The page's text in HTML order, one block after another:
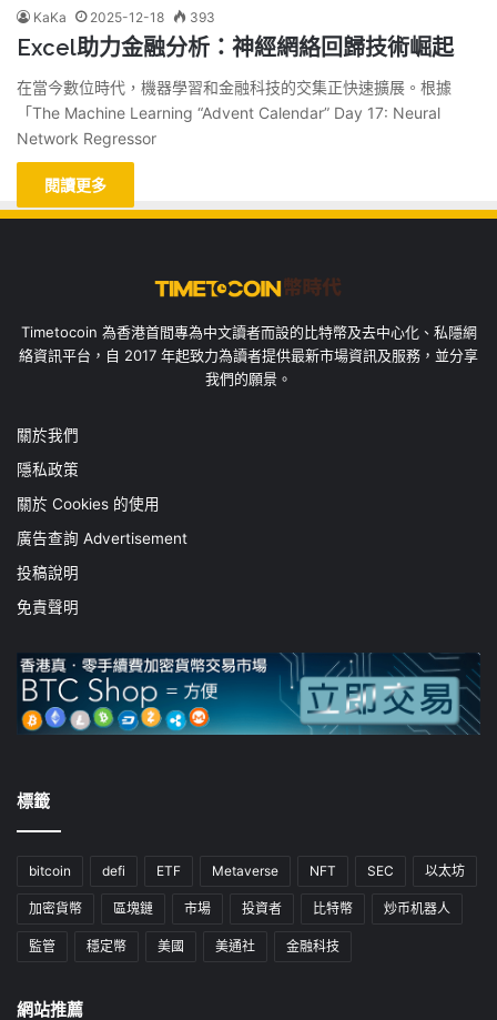
KaKa 2025-12-18 393
Excel助力金融分析：神經網絡回歸技術崛起
在當今數位時代，機器學習和金融科技的交集正快速擴展。根據
「The Machine Learning “Advent Calendar” Day 17: Neural
Network Regressor
閱讀更多
Timetocoin 為香港首間專為中文讀者而設的比特幣及去中心化、私隱網
絡資訊平台，自 2017 年起致力為讀者提供最新市場資訊及服務，並分享
我們的願景。
關於我們
隱私政策
關於 Cookies 的使用
廣告查詢 Advertisement
投稿說明
免責聲明
標籤
bitcoin defi ETF Metaverse NFT SEC 以太坊
加密貨幣 區塊鏈 市場 投資者 比特幣 炒币机器人
監管 穩定幣 美國 美通社 金融科技
網站推薦